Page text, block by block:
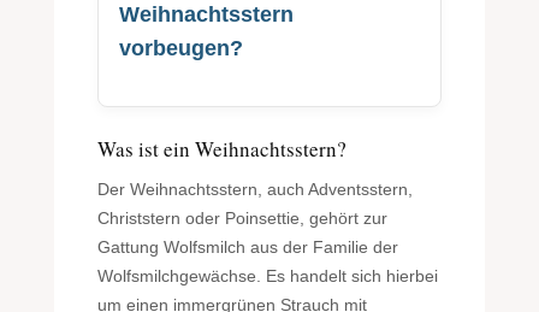
Weihnachtsstern
vorbeugen?
Was ist ein Weihnachtsstern?
Der Weihnachtsstern, auch Adventsstern,
Christstern oder Poinsettie, gehört zur
Gattung Wolfsmilch aus der Familie der
Wolfsmilchgewächse. Es handelt sich hierbei
um einen immergrünen Strauch mit